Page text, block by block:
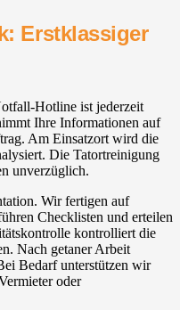
Erstklassiger
Hotline ist jederzeit
Ihre Informationen auf
Am Einsatzort wird die
Die Tatortreinigung
unverzüglich.
Wir fertigen auf
Checklisten und erteilen
kontrolliert die
Nach getaner Arbeit
Bedarf unterstützen wir
oder